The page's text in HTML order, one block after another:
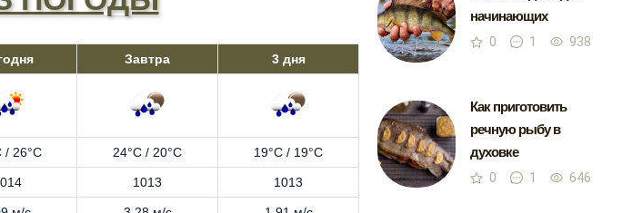
Завтра 3 дня
/ 26°C 24°C / 20°C 19°C / 19°C
1013 1013
начинающих
0 1 938
Как приготовить
речную рыбу в
духовке
0 1 646